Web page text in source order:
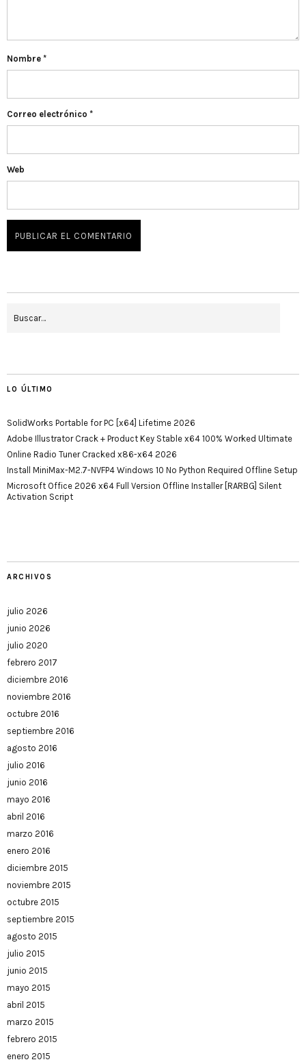
Nombre *
Correo electrónico *
Web
LO ÚLTIMO
SolidWorks Portable for PC [x64] Lifetime 2026
Adobe Illustrator Crack + Product Key Stable x64 100% Worked Ultimate
Online Radio Tuner Cracked x86-x64 2026
Install MiniMax-M2.7-NVFP4 Windows 10 No Python Required Offline Setup
Microsoft Office 2026 x64 Full Version Offline Installer [RARBG] Silent
Activation Script
ARCHIVOS
julio 2026
junio 2026
julio 2020
febrero 2017
diciembre 2016
noviembre 2016
octubre 2016
septiembre 2016
agosto 2016
julio 2016
junio 2016
mayo 2016
abril 2016
marzo 2016
enero 2016
diciembre 2015
noviembre 2015
octubre 2015
septiembre 2015
agosto 2015
julio 2015
junio 2015
mayo 2015
abril 2015
marzo 2015
febrero 2015
enero 2015